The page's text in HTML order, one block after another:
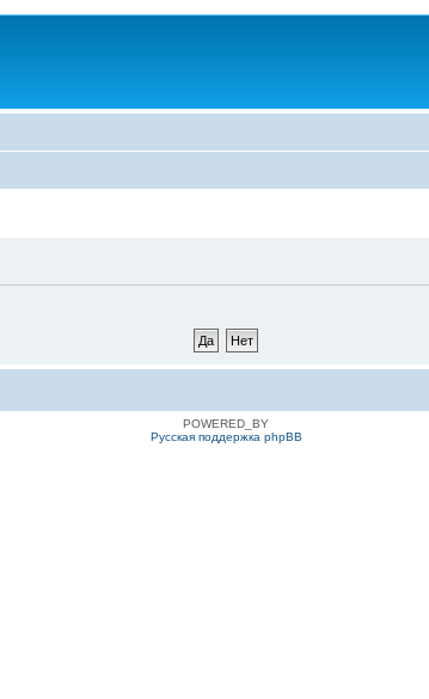
POWERED_BY
Русская поддержка phpBB